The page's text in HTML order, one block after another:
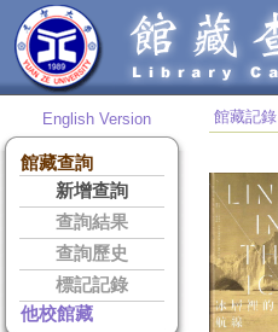
English Version
館藏查詢
新增查詢
查詢結果
查詢歷史
標記記錄
他校館藏
館藏記錄